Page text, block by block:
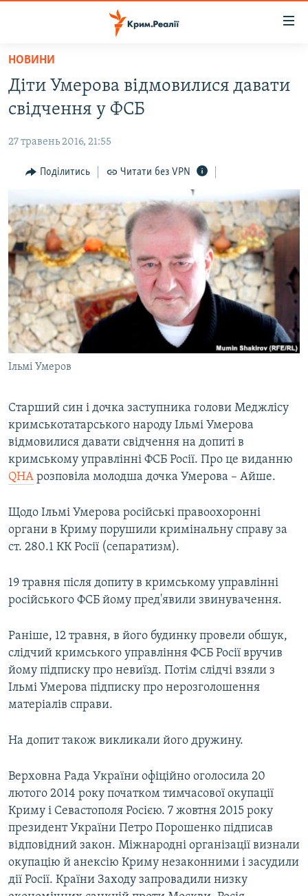
Перейти
основного
матеріалу
до
навігації
до
пошуку
ВОДА.КРИМ
ПОЛІТИКА
БЛОГИ
ІНТЕРВ'Ю
ВСЕ ЗА ДЕНЬ
СПЕЦПРОЕКТИ
ДЕПОРТАЦІЯ
ВІДЕОУРОКИ «ELIFBE»
СВІДЧЕННЯ ОКУПАЦІЇ
УКРАЇНСЬКА ПРОБЛЕМА КРИМУ
ЯК ОБІЙТИ БЛОКУВАННЯ
Русский
Qırımtatar
Усі сайти RFE/RL
НОВИНИ
Діти Умерова відмовилися давати
свідчення у ФСБ
27 травень 2016, 21:55
Поділитись Читати без VPN
Ільмі Умеров
Старший син і дочка заступника голови Меджлісу
кримськотатарського народу Ільмі Умерова
відмовилися давати свідчення на допиті в
кримському управлінні ФСБ Росії. Про це виданню
QHA розповіла молодша дочка Умерова – Айше.
Щодо Ільмі Умерова російські правоохоронні
органи в Криму порушили кримінальну справу за
ст. 280.1 КК Росії (сепаратизм).
19 травня після допиту в кримському управлінні
російського ФСБ йому пред'явили звинувачення.
Раніше, 12 травня, в його будинку провели обшук,
слідчий кримського управління ФСБ Росії вручив
йому підписку про невиїзд. Потім слідчі взяли з
Ільмі Умерова підписку про нерозголошення
матеріалів справи.
На допит також викликали його дружину.
Верховна Рада України офіційно оголосила 20
лютого 2014 року початком тимчасової окупації
Криму і Севастополя Росією. 7 жовтня 2015 року
президент України Петро Порошенко підписав
відповідний закон. Міжнародні організації визнали
окупацію й анексію Криму незаконними і засудили
дії Росії. Країни Заходу запровадили низку